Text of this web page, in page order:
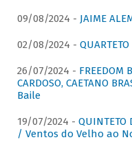
09/08/2024 - JAIME
02/08/2024 -
26/07/2024 - FREEDOM
CARDOSO, CAETANO
Baile
19/07/2024 - QUINTETO
/ Ventos do Velho ao